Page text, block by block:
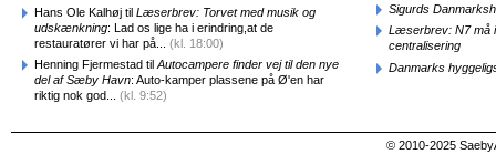
Hans Ole Kalhøj til Læserbrev: Torvet med musik og
udskænkning: Lad os lige ha i erindring,at de
restauratører vi har på... (kl. 18:00)
Henning Fjermestad til Autocampere finder vej til den nye
del af Sæby Havn: Auto-kamper plassene på Ø'en har
riktig nok god... (kl. 9:52)
Sigurds
Læserbrev: N7 må
centralisering
Danmarks
© 2010-2025